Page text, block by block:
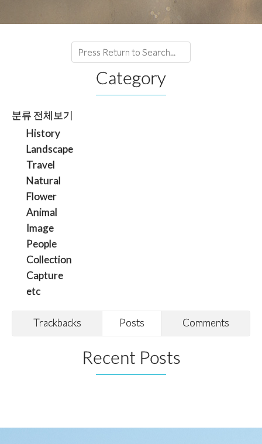
Category
분류 전체보기
History
Landscape
Travel
Natural
Flower
Animal
Image
People
Collection
Capture
etc
Trackbacks Posts Comments
Recent Posts